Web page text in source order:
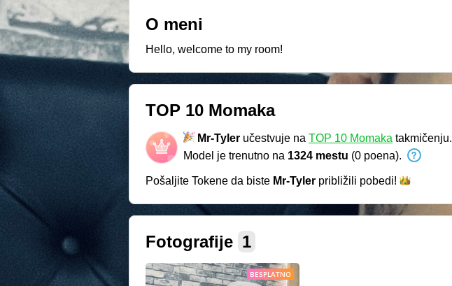
O meni
Hello, welcome to my room!
TOP 10 Momaka
Mr-Tyler učestvuje na TOP 10 Momaka takmičenju.
Model je trenutno na 1324 mestu (0 poena).
Pošaljite Tokene da biste Mr-Tyler približili pobedi!
Fotografije 1
BESPLATNO